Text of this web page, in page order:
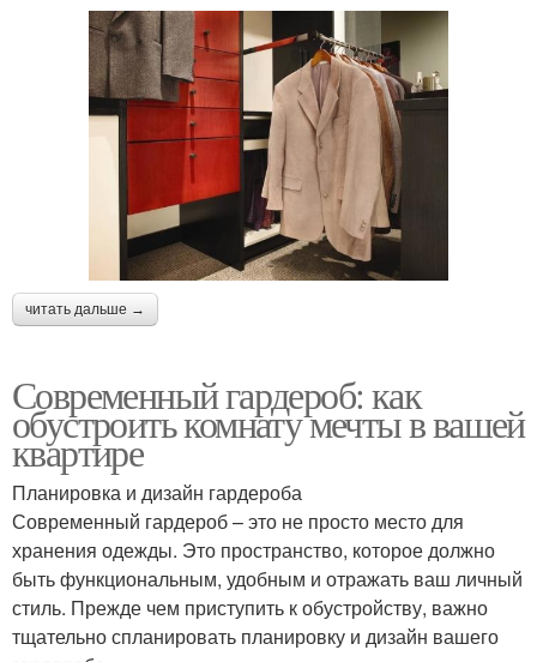
читать дальше →
Современный гардероб: как
обустроить комнату мечты в вашей
квартире
Планировка и дизайн гардероба
Современный гардероб – это не просто место для
хранения одежды. Это пространство, которое должно
быть функциональным, удобным и отражать ваш личный
стиль. Прежде чем приступить к обустройству, важно
тщательно спланировать планировку и дизайн вашего